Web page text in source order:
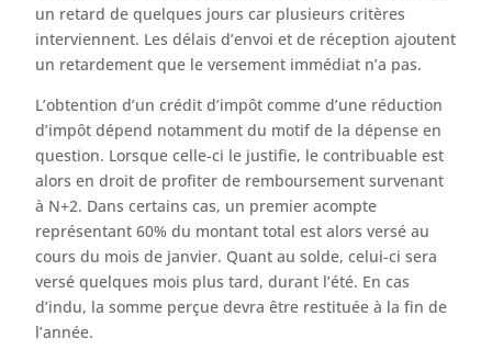
un retard de quelques jours car plusieurs critères
interviennent. Les délais d’envoi et de réception ajoutent
un retardement que le versement immédiat n’a pas.
L’obtention d’un crédit d’impôt comme d’une réduction
d’impôt dépend notamment du motif de la dépense en
question. Lorsque celle-ci le justifie, le contribuable est
alors en droit de profiter de remboursement survenant
à N+2. Dans certains cas, un premier acompte
représentant 60% du montant total est alors versé au
cours du mois de janvier. Quant au solde, celui-ci sera
versé quelques mois plus tard, durant l’été. En cas
d’indu, la somme perçue devra être restituée à la fin de
l’année.